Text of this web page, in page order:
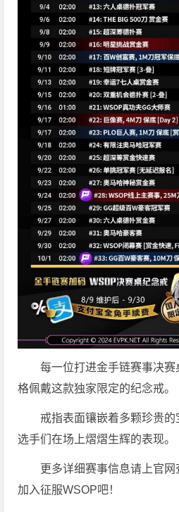
每一位打进金手链赛事决
格佩戴这款独家限定的纪念戒。
戒指表面镶嵌着多颗珍贵
选手们在场上熠熠生辉的表现。
更多详细赛事信息请上官
加入征服WSOP吧！